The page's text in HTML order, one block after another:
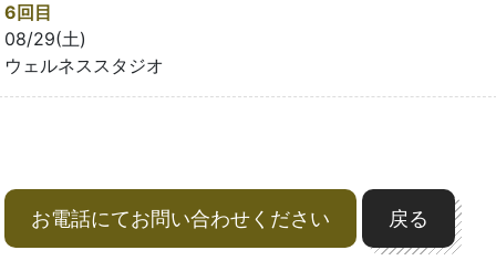
6回目
08/29(土)
ウェルネススタジオ
お電話にてお問い合わせください 戻る